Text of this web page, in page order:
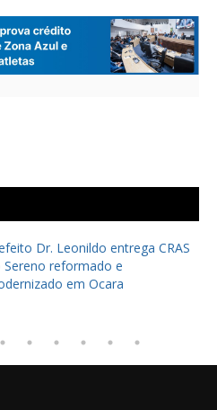
Dr. Leonildo entrega CRAS
Sereno reformado e
em Ocara